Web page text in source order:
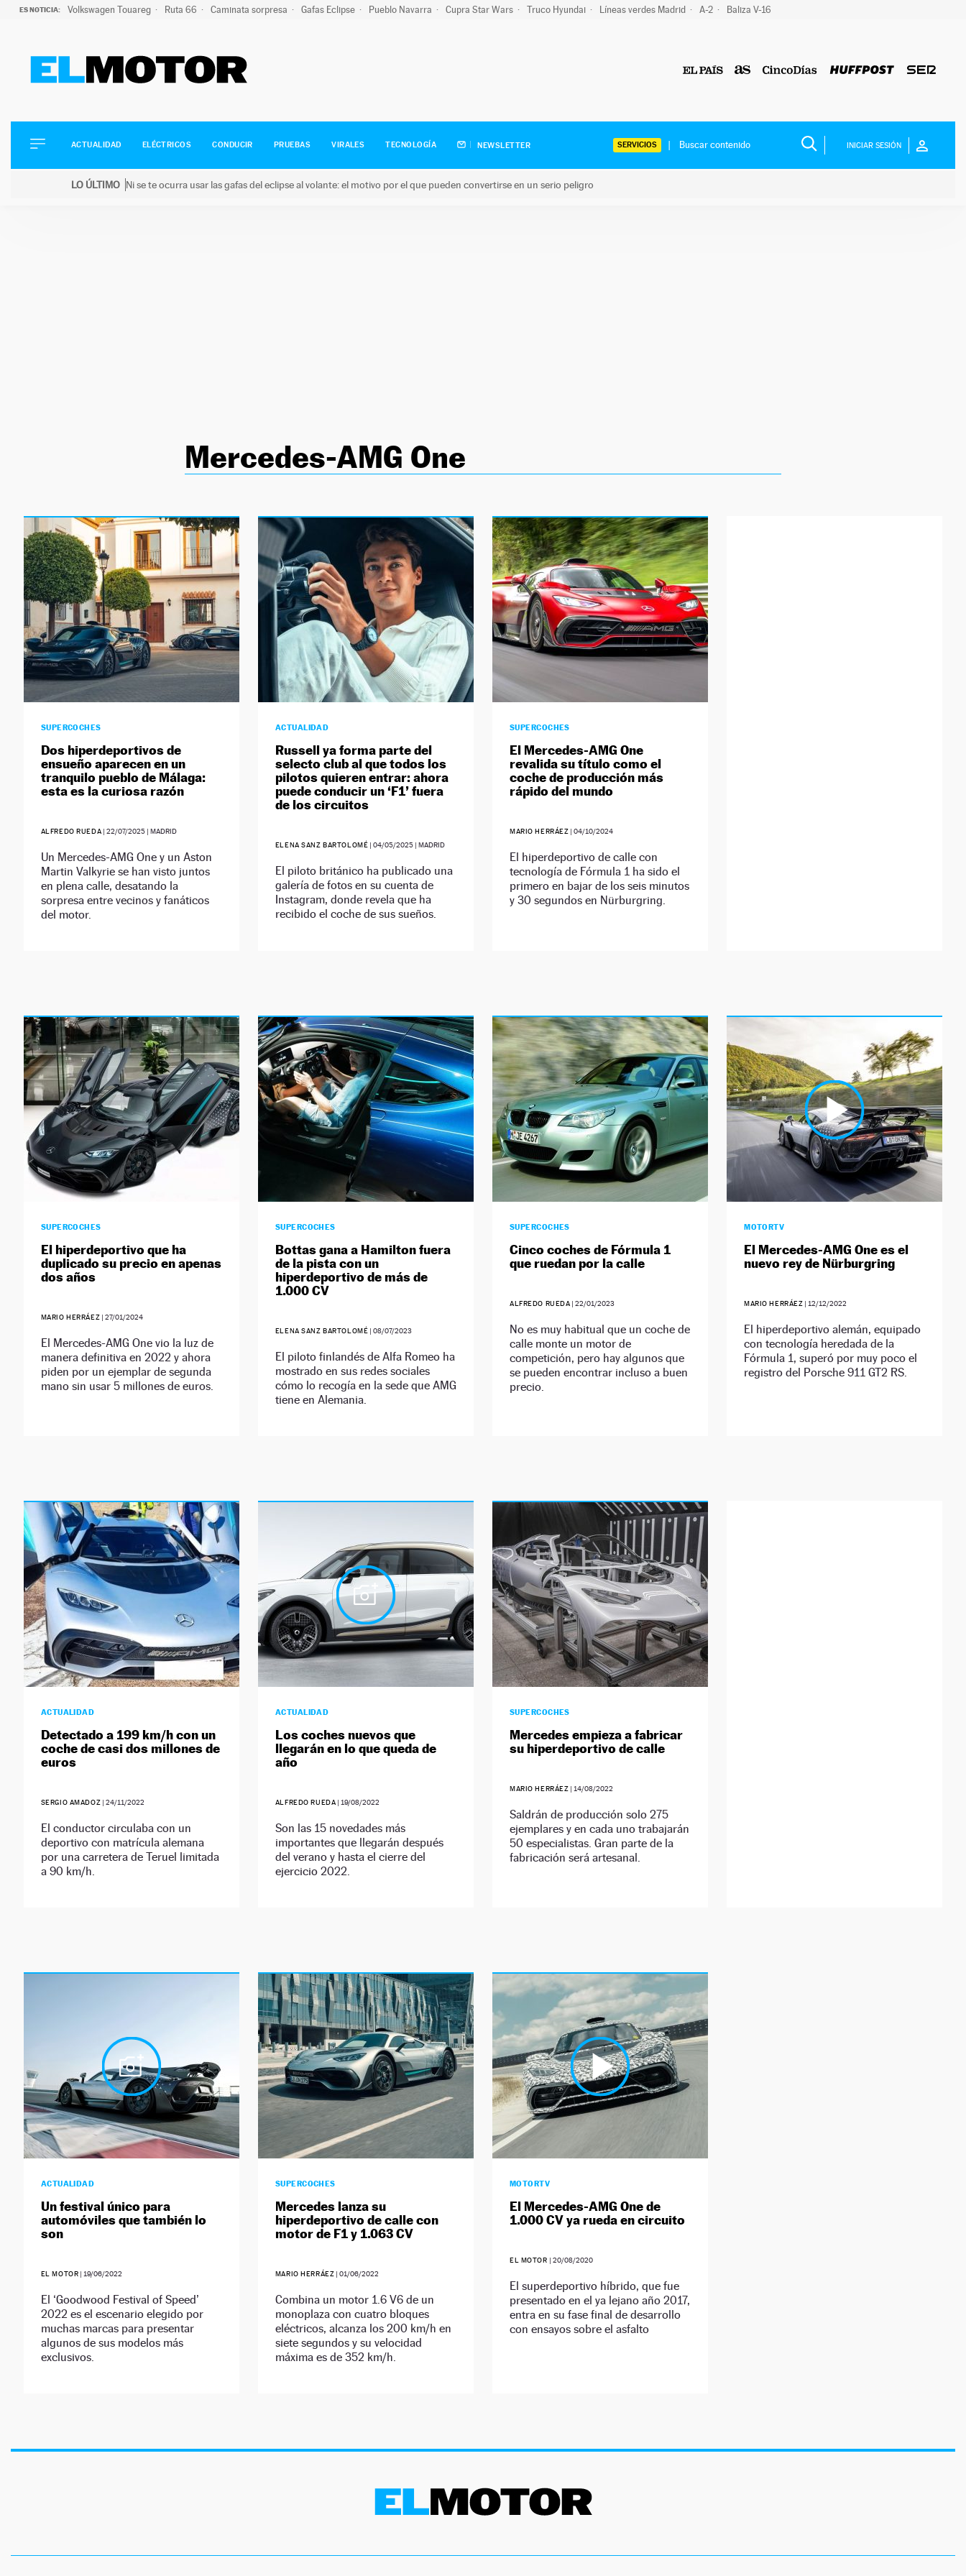
ES NOTICIA: Volkswagen Touareg Ruta 66 Caminata sorpresa Gafas Eclipse Pueblo Navarra Cupra Star Wars Truco Hyundai Líneas verdes Madrid A-2 Baliza V-16
ELÉCTRICOS
CONDUCIR
ACTUALIDAD ELÉCTRICOS CONDUCIR PRUEBAS VIRALES TECNOLOGÍA NEWSLETTER SERVICIOS INICIAR SESIÓN
LO ÚLTIMO Ni se te ocurra usar las gafas del eclipse al volante: el motivo por el que pueden convertirse en un serio peligro
Mercedes-AMG One
SUPERCOCHES
Dos hiperdeportivos de
ensueño aparecen en un
tranquilo pueblo de Málaga:
esta es la curiosa razón
ALFREDO RUEDA |22/07/2025 | MADRID
Un Mercedes-AMG One y un Aston
Martin Valkyrie se han visto juntos
en plena calle, desatando la
sorpresa entre vecinos y fanáticos
del motor.
ACTUALIDAD
Russell ya forma parte del
selecto club al que todos los
pilotos quieren entrar: ahora
puede conducir un ‘F1’ fuera
de los circuitos
ELENA SANZ BARTOLOMÉ |04/05/2025 | MADRID
El piloto británico ha publicado una
galería de fotos en su cuenta de
Instagram, donde revela que ha
recibido el coche de sus sueños.
SUPERCOCHES
El Mercedes-AMG One
revalida su título como el
coche de producción más
rápido del mundo
MARIO HERRÁEZ |04/10/2024
El hiperdeportivo de calle con
tecnología de Fórmula 1 ha sido el
primero en bajar de los seis minutos
y 30 segundos en Nürburgring.
SUPERCOCHES
El hiperdeportivo que ha
duplicado su precio en apenas
dos años
MARIO HERRÁEZ |27/01/2024
El Mercedes-AMG One vio la luz de
manera definitiva en 2022 y ahora
piden por un ejemplar de segunda
mano sin usar 5 millones de euros.
SUPERCOCHES
Bottas gana a Hamilton fuera
de la pista con un
hiperdeportivo de más de
1.000 CV
ELENA SANZ BARTOLOMÉ |08/07/2023
El piloto finlandés de Alfa Romeo ha
mostrado en sus redes sociales
cómo lo recogía en la sede que AMG
tiene en Alemania.
SUPERCOCHES
Cinco coches de Fórmula 1
que ruedan por la calle
ALFREDO RUEDA |22/01/2023
No es muy habitual que un coche de
calle monte un motor de
competición, pero hay algunos que
se pueden encontrar incluso a buen
precio.
MOTORTV
El Mercedes-AMG One es el
nuevo rey de Nürburgring
MARIO HERRÁEZ | 12/12/2022
El hiperdeportivo alemán, equipado
con tecnología heredada de la
Fórmula 1, superó por muy poco el
registro del Porsche 911 GT2 RS.
ACTUALIDAD
Detectado a 199 km/h con un
coche de casi dos millones de
euros
SERGIO AMADOZ |24/11/2022
El conductor circulaba con un
deportivo con matrícula alemana
por una carretera de Teruel limitada
a 90 km/h.
ACTUALIDAD
Los coches nuevos que
llegarán en lo que queda de
año
ALFREDO RUEDA | 19/08/2022
Son las 15 novedades más
importantes que llegarán después
del verano y hasta el cierre del
ejercicio 2022.
SUPERCOCHES
Mercedes empieza a fabricar
su hiperdeportivo de calle
MARIO HERRÁEZ | 14/08/2022
Saldrán de producción solo 275
ejemplares y en cada uno trabajarán
50 especialistas. Gran parte de la
fabricación será artesanal.
ACTUALIDAD
Un festival único para
automóviles que también lo
son
EL MOTOR | 19/06/2022
El ‘Goodwood Festival of Speed’
2022 es el escenario elegido por
muchas marcas para presentar
algunos de sus modelos más
exclusivos.
SUPERCOCHES
Mercedes lanza su
hiperdeportivo de calle con
motor de F1 y 1.063 CV
MARIO HERRÁEZ |01/06/2022
Combina un motor 1.6 V6 de un
monoplaza con cuatro bloques
eléctricos, alcanza los 200 km/h en
siete segundos y su velocidad
máxima es de 352 km/h.
MOTORTV
El Mercedes-AMG One de
1.000 CV ya rueda en circuito
EL MOTOR | 20/08/2020
El superdeportivo híbrido, que fue
presentado en el ya lejano año 2017,
entra en su fase final de desarrollo
con ensayos sobre el asfalto